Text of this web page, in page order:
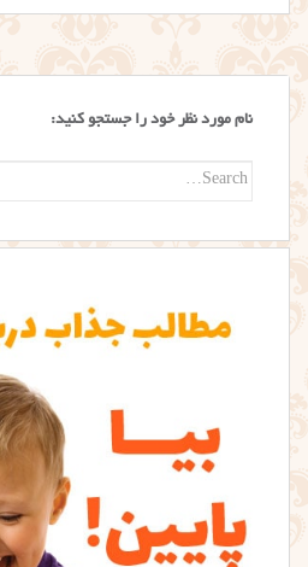
نام مورد نظر خود را جستجو کنید:
Search